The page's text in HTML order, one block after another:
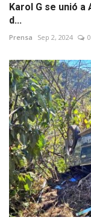
Karol G se unió
d...
Prensa Sep 2, 2024 0